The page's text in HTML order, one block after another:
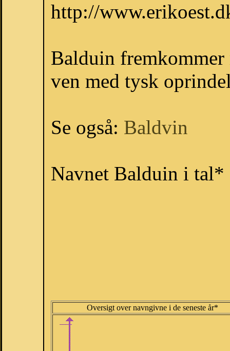
http://
Balduin fremkommer
ven med tysk
Se også: Baldvin
Navnet Balduin i tal*
Oversigt over navngivne i de seneste år*